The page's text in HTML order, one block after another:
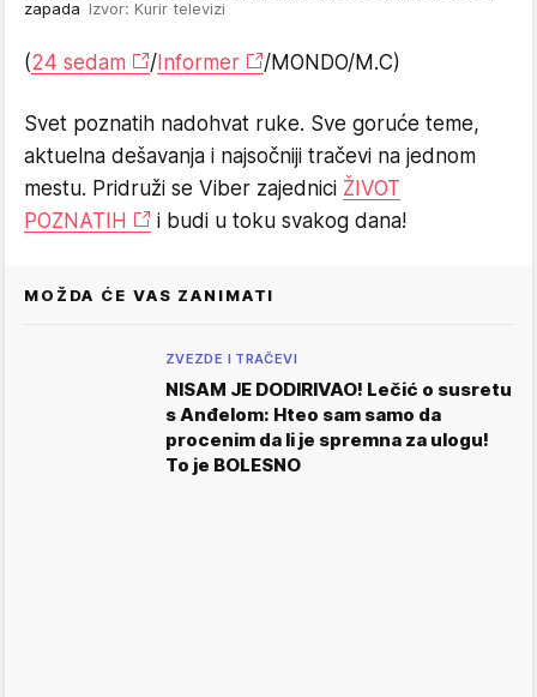
zapada Izvor: Kurir televizi
(24 sedam / Informer /MONDO/M.C)
Svet poznatih nadohvat ruke. Sve goruće teme,
aktuelna dešavanja i najsočniji tračevi na jednom
mestu. Pridruži se Viber zajednici ŽIVOT
POZNATIH
i budi u toku svakog dana!
MOŽDA ĆE VAS ZANIMATI
ZVEZDE I TRAČEVI
NISAM JE DODIRIVAO! Lečić o susretu
s Anđelom: Hteo sam samo da
procenim da li je spremna za ulogu!
To je BOLESNO